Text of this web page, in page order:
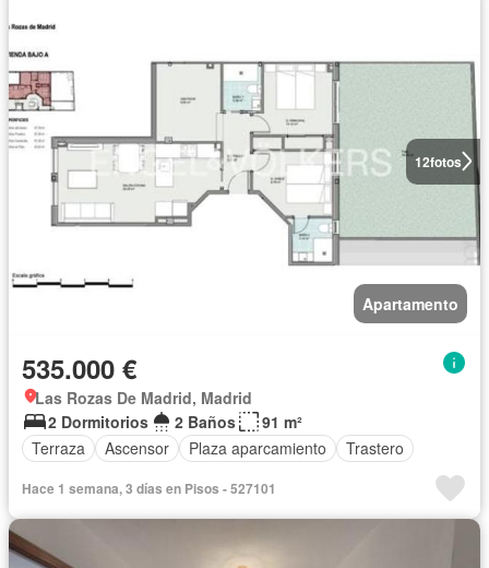
12fotos
Apartamento
535.000 €
Las Rozas De Madrid, Madrid
2 Dormitorios
2 Baños
91 m²
Terraza
Ascensor Plaza aparcamiento Trastero
Hace 1 semana, 3 días en Pisos - 527101